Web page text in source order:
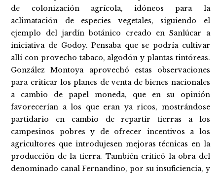
de colonización agrícola, idóneos para la
aclimatación de especies vegetales, siguiendo el
ejemplo del jardín botánico creado en Sanlúcar a
iniciativa de Godoy. Pensaba que se podría cultivar
allí con provecho tabaco, algodón y plantas tintóreas.
González Montoya aprovechó estas observaciones
para criticar los planes de venta de bienes nacionales
a cambio de papel moneda, que en su opinión
favorecerían a los que eran ya ricos, mostrándose
partidario en cambio de repartir tierras a los
campesinos pobres y de ofrecer incentivos a los
agricultores que introdujesen mejoras técnicas en la
producción de la tierra. También criticó la obra del
denominado canal Fernandino, por su insuficiencia, y